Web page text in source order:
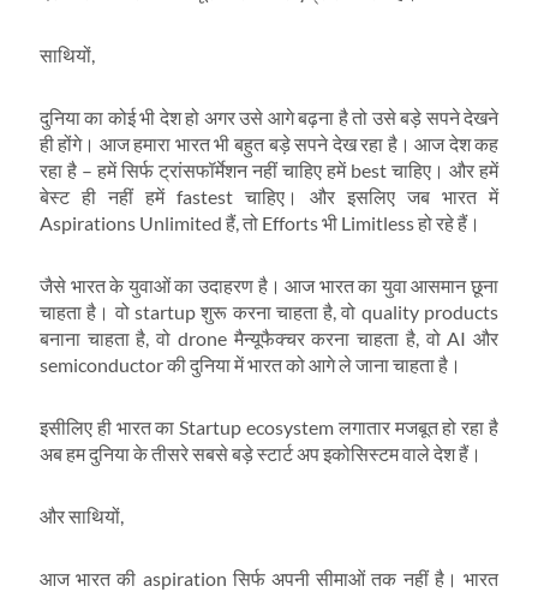
साथियों,
दुनिया का कोई भी देश हो अगर उसे आगे बढ़ना है तो उसे बड़े सपने देखने
ही होंगे। आज हमारा भारत भी बहुत बड़े सपने देख रहा है। आज देश कह
रहा है – हमें सिर्फ ट्रांसफॉर्मेशन नहीं चाहिए हमें best चाहिए। और हमें
बेस्ट ही नहीं हमें fastest चाहिए। और इसलिए जब भारत में
Aspirations Unlimited हैं, तो Efforts भी Limitless हो रहे हैं।
जैसे भारत के युवाओं का उदाहरण है। आज भारत का युवा आसमान छूना
चाहता है। वो startup शुरू करना चाहता है, वो quality products
बनाना चाहता है, वो drone मैन्यूफैक्चर करना चाहता है, वो AI और
semiconductor की दुनिया में भारत को आगे ले जाना चाहता है।
इसीलिए ही भारत का Startup ecosystem लगातार मजबूत हो रहा है
अब हम दुनिया के तीसरे सबसे बड़े स्टार्ट अप इकोसिस्टम वाले देश हैं।
और साथियों,
आज भारत की aspiration सिर्फ अपनी सीमाओं तक नहीं है। भारत